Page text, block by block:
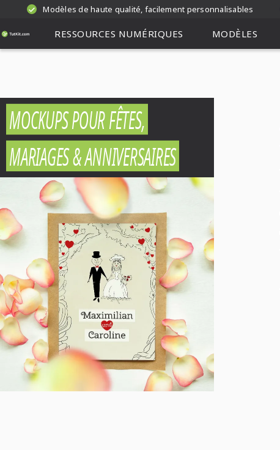
Modèles de haute qualité, facilement personnalisables
RESSOURCES NUMÉRIQUES MODÈLES
MOCKUPS POUR FÊTES,
MARIAGES & ANNIVERSAIRES